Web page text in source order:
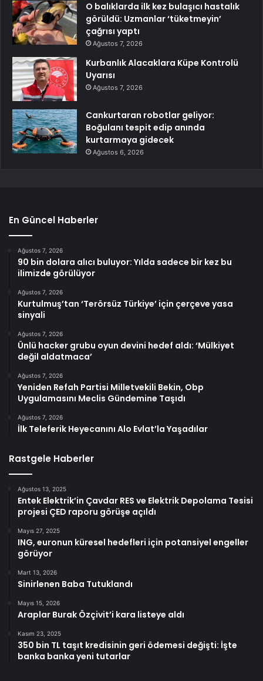
O balıklarda ilk kez bulaşıcı hastalık
görüldü: Uzmanlar ‘tüketmeyin’
çağrısı yaptı
Ağustos 7, 2026
Kurbanlık Alacaklara Küpe Kontrolü
Uyarısı
Ağustos 7, 2026
Cankurtaran robotlar geliyor:
Boğulanı tespit edip anında
kurtarmaya gidecek
Ağustos 6, 2026
En Güncel Haberler
Ağustos 7, 2026
90 bin dolara alıcı buluyor: Yılda sadece bir kez bu
ilimizde görülüyor
Ağustos 7, 2026
Kurtulmuş’tan ‘Terörsüz Türkiye’ için çerçeve yasa
sinyali
Ağustos 7, 2026
Ünlü hacker grubu oyun devini hedef aldı: ‘Mülkiyet
değil aldatmaca’
Ağustos 7, 2026
Yeniden Refah Partisi Milletvekili Bekin, Obp
Uygulamasını Meclis Gündemine Taşıdı
Ağustos 7, 2026
İlk Teleferik Heyecanını Alo Evlat’la Yaşadılar
Rastgele Haberler
Ağustos 13, 2025
Entek Elektrik’in Çavdar RES ve Elektrik Depolama Tesisi
projesi ÇED raporu görüşe açıldı
Mayıs 27, 2025
ING, euronun küresel hedefleri için potansiyel engeller
görüyor
Mart 13, 2026
Sinirlenen Baba Tutuklandı
Mayıs 15, 2026
Araplar Burak Özçivit’i kara listeye aldı
Kasım 23, 2025
350 bin TL taşıt kredisinin geri ödemesi değişti: İşte
banka banka yeni tutarlar